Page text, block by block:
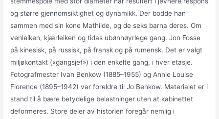
og større gjennomsiktighet og dynamikk. Der bodde han
sammen med sin kone Mathilde, og de seks barna deres. Om
venleiken, kjærleiken og tidas ubønhøyrlege gang. Jon Fosse
på kinesisk, på russisk, på fransk og på rumensk. Det er valgt
miljøkontakt («gangsjef») i den enkelte gang, i hver etasje.
Fotografmester Ivan Benkow (1885–1955) og Annie Louise
Florence (1895–1942) var foreldre til Jo Benkow. Materialet er i
stand til å bære betydelige belastninger uten at kabinettet
deformeres. Store deler av historien foregår nemlig i